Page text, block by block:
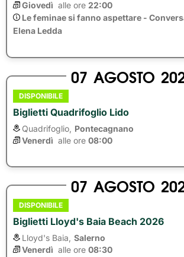
Giovedì alle ore 22:00
Le feminae si fanno aspettare -
Elena Ledda
07 AGOSTO
DISPONIBILE
Biglietti Quadrifoglio Lido
Quadrifoglio, Pontecagnano
Venerdì alle ore 08:00
07 AGOSTO
DISPONIBILE
Biglietti Lloyd's Baia Beach 2026
Lloyd's Baia, Salerno
Venerdì alle ore 08:30